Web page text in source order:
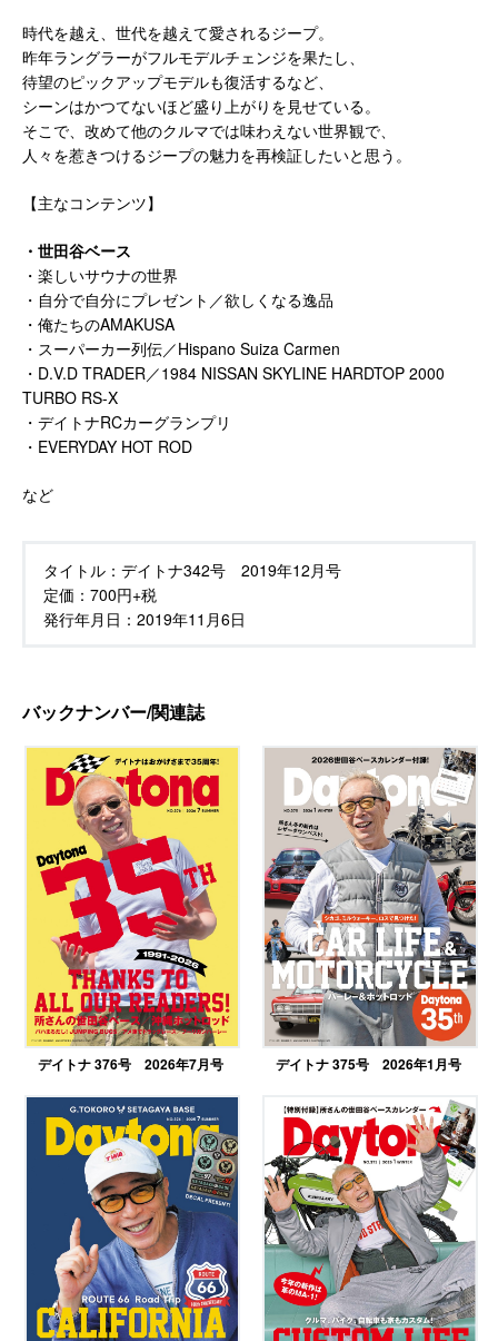
時代を越え、世代を越えて愛されるジープ。
昨年ラングラーがフルモデルチェンジを果たし、
待望のピックアップモデルも復活するなど、
シーンはかつてないほど盛り上がりを見せている。
そこで、改めて他のクルマでは味わえない世界観で、
人々を惹きつけるジープの魅力を再検証したいと思う。
【主なコンテンツ】
・世田谷ベース
・楽しいサウナの世界
・自分で自分にプレゼント／欲しくなる逸品
・俺たちのAMAKUSA
・スーパーカー列伝／Hispano Suiza Carmen
・D.V.D TRADER／1984 NISSAN SKYLINE HARDTOP 2000
TURBO RS-X
・デイトナRCカーグランプリ
・EVERYDAY HOT ROD
など
タイトル： デイトナ342号 2019年12月号
定価： 700円+税
発行年月日： 2019年11月6日
バックナンバー/関連誌
デイトナ 376号 2026年7月号 デイトナ 375号 2026年1月号